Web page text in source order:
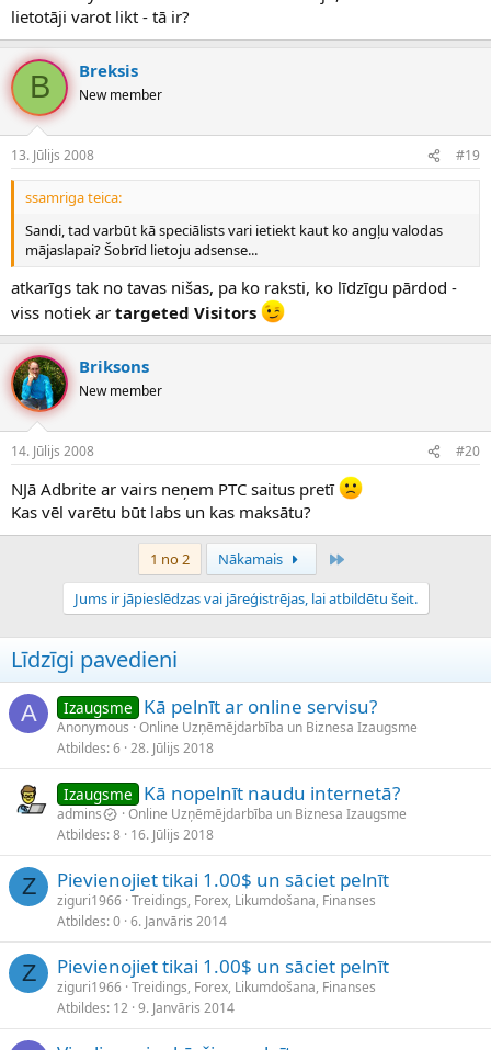
lietotāji varot likt - tā ir?
B Breksis
New member
13. Jūlijs 2008 #19
ssamriga teica:
Sandi, tad varbūt kā speciālists vari ietiekt kaut ko angļu valodas
mājaslapai? Šobrīd lietoju adsense...
atkarīgs tak no tavas nišas, pa ko raksti, ko līdzīgu pārdod -
viss notiek ar targeted Visitors
Briksons
New member
14. Jūlijs 2008 #20
NJā Adbrite ar vairs neņem PTC saitus pretī
Kas vēl varētu būt labs un kas maksātu?
1 no 2 Nākamais
Jums ir jāpieslēdzas vai jāreģistrējas, lai atbildētu šeit.
Līdzīgi pavedieni
A Izaugsme Kā pelnīt ar online servisu?
Anonymous Online Uzņēmējdarbība un Biznesa Izaugsme
Atbildes 6 28. Jūlijs 2018
Izaugsme Kā nopelnīt naudu internetā?
admins
Online Uzņēmējdarbība un Biznesa Izaugsme
Atbildes 8 16. Jūlijs 2018
Z Pievienojiet tikai 1.00$ un sāciet pelnīt
ziguri1966 Treidings, Forex, Likumdošana, Finanses
Atbildes 0 6. Janvāris 2014
Z Pievienojiet tikai 1.00$ un sāciet pelnīt
ziguri1966 Treidings, Forex, Likumdošana, Finanses
Atbildes 12 9. Janvāris 2014